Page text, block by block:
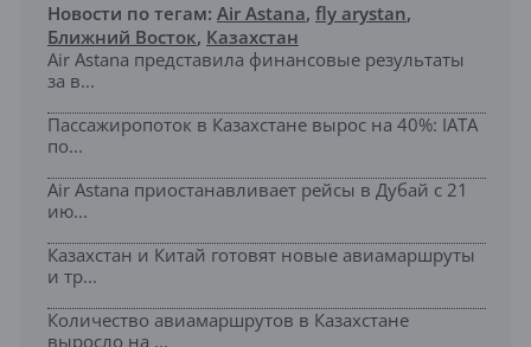
Новости по тегам: Air Astana, fly arystan,
Ближний Восток, Казахстан
Air Astana представила финансовые результаты
за в...
Пассажиропоток в Казахстане вырос на 40%: IATA
по...
Air Astana приостанавливает рейсы в Дубай с 21
ию...
Казахстан и Китай готовят новые авиамаршруты
и тр...
Количество авиамаршрутов в Казахстане
выросло на ...